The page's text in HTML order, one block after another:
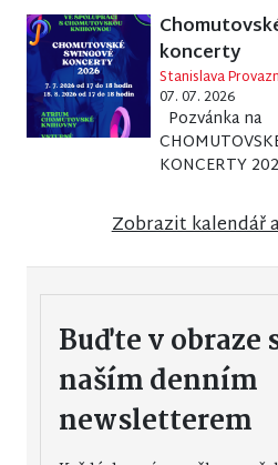
koncerty
Stanislava
07. 07. 2026
Pozvánka na
KONCERTY
Zobrazit kalendář
Buďte v obraze
naším denním
newsletterem